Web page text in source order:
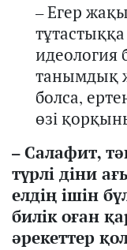
–Егер
идеология
танымдық
болса,
өзі
–Салафит,
түрлі діни
елдің ішін
билікоған
әрекеттер